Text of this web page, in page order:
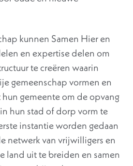
kunnen Samen Hier en
en expertise delen om
te creëren waarin
gemeenschap vormen en
gemeente om de opvang
hun stad of dorp vorm te
instantie worden gedaan
netwerk van vrijwilligers en
land uit te breiden en samen